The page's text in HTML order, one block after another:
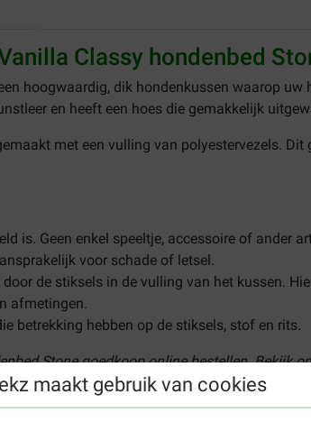
maakt gebruik van cookies
Classy hondenbed
hoogwaardig, dik hondenkussen waarop
en heeft een hoes die gemakkelijk
met een vulling van polyestervezels.
is. Geen enkel speeltje, accessoire of ander
voor schade of letsel.
de stiksels in de vulling van het kussen.
afmetingen.
betrekking hebben op de stiksels, stof en rits.
Stone goedkoop online bestellen. Bekijk